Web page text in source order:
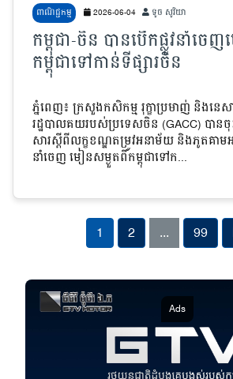
ពាណិជ្ជកម្ម 2026-06-04 ទូច សូរិយា
កម្ពុជា-ចិន បានបើកផ្លូវនាំចេ
កម្ពុជាទៅកាន់ទីផ្សារចិន
ភ្នំពេញ៖ ក្រសួងកសិកម្ម រុក្ខាប្រមាញ់ និងនេស
រដ្ឋបាលគយរបស់ប្រទេសចិន (GACC) បាន
សារស្តីពីលក្ខខណ្ឌតម្រូវអនាម័យ និងភូតគាម
នាំចេញ មៀនសម្ងួតពីកម្ពុជាទៅក...
1 2 ... 99